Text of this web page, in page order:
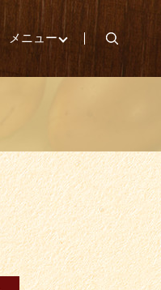
メニュー